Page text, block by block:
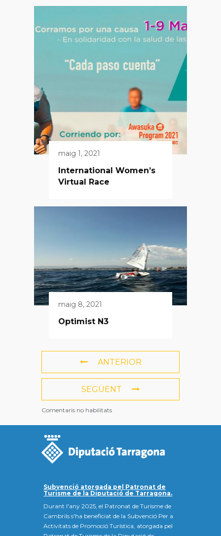
maig 1, 2021
International Women’s
Virtual Race
maig 8, 2021
Optimist N3
ANTERIOR
SEGÜENT
Comentaris no habilitats
Subvenció atorgada pel Patronat de
Turisme de la Diputació de Tarragona.
Durant l'any 2025, el Patronat de Turisme de
Cambrils s'ha beneficiat de la Subvenció Per a
Activitats de Promoció Turística, atorgada pel